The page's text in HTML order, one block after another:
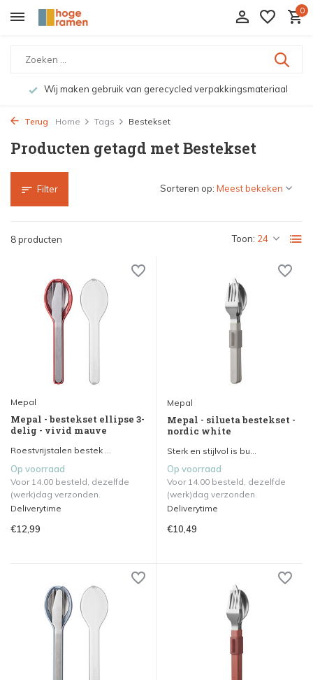
0
Wij maken gebruik van gerecycled verpakkingsmateriaal
Terug Home Tags Bestekset
Producten getagd met Bestekset
Filter
8 producten Toon:
Sorteren op:
Mepal
Mepal - bestekset ellipse 3-
delig - vivid mauve
Roestvrijstalen bestek ...
Op voorraad
Voor 14.00 besteld, dezelfde
(werk)dag verzonden.
Deliverytime
€12,99
Mepal
Mepal - silueta bestekset -
nordic white
Sterk en stijlvol is bu...
Op voorraad
Voor 14.00 besteld, dezelfde
(werk)dag verzonden.
Deliverytime
€10,49